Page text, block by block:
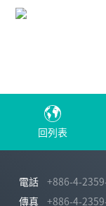
回列表
電話
+886-4-
傳真
+886-4-